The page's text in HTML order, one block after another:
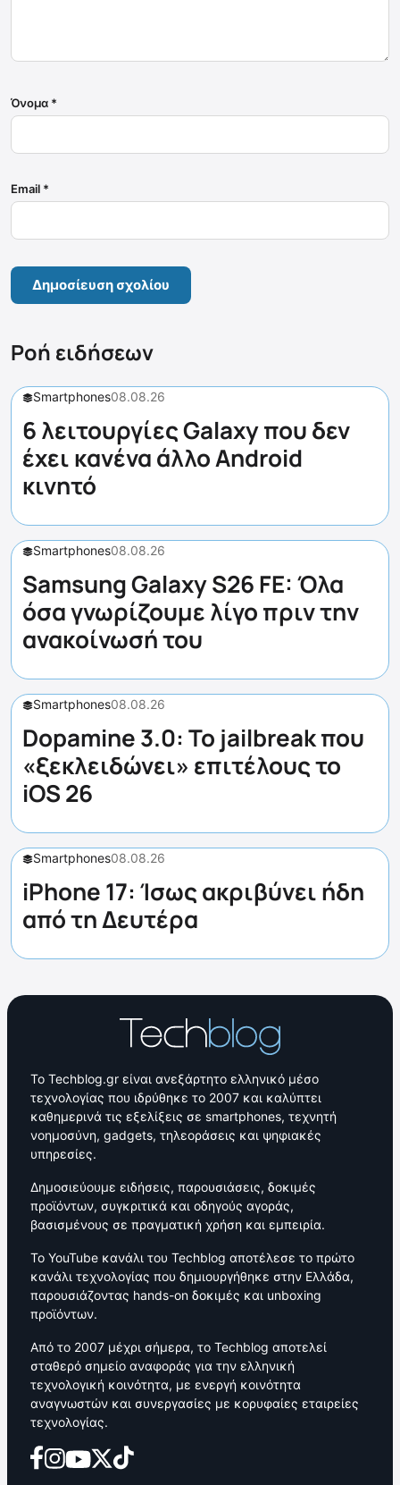
Όνομα *
Email *
Ροή ειδήσεων
Smartphones08.08.26
6 λειτουργίες Galaxy που δεν
έχει κανένα άλλο Android
κινητό
Smartphones08.08.26
Samsung Galaxy S26 FE: Όλα
όσα γνωρίζουμε λίγο πριν την
ανακοίνωσή του
Smartphones08.08.26
Dopamine 3.0: Το jailbreak που
«ξεκλειδώνει» επιτέλους το
iOS 26
Smartphones08.08.26
iPhone 17: Ίσως ακριβύνει ήδη
από τη Δευτέρα
Το Techblog.gr είναι ανεξάρτητο ελληνικό μέσο
τεχνολογίας που ιδρύθηκε το 2007 και καλύπτει
καθημερινά τις εξελίξεις σε smartphones, τεχνητή
νοημοσύνη, gadgets, τηλεοράσεις και ψηφιακές
υπηρεσίες.
Δημοσιεύουμε ειδήσεις, παρουσιάσεις, δοκιμές
προϊόντων, συγκριτικά και οδηγούς αγοράς,
βασισμένους σε πραγματική χρήση και εμπειρία.
Το YouTube κανάλι του Techblog αποτέλεσε το πρώτο
κανάλι τεχνολογίας που δημιουργήθηκε στην Ελλάδα,
παρουσιάζοντας hands-on δοκιμές και unboxing
προϊόντων.
Από το 2007 μέχρι σήμερα, το Techblog αποτελεί
σταθερό σημείο αναφοράς για την ελληνική
τεχνολογική κοινότητα, με ενεργή κοινότητα
αναγνωστών και συνεργασίες με κορυφαίες εταιρείες
τεχνολογίας.